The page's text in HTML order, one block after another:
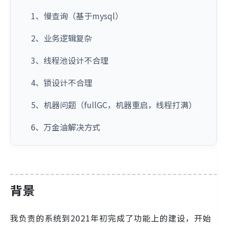
1、慢查询（基于mysql）
2、业务逻辑复杂
3、线程池设计不合理
4、锁设计不合理
5、机器问题（fullGC，机器重启，线程打满）
6、万金油解决方式
背景
我负责的系统到2021年初完成了功能上的建设，开始